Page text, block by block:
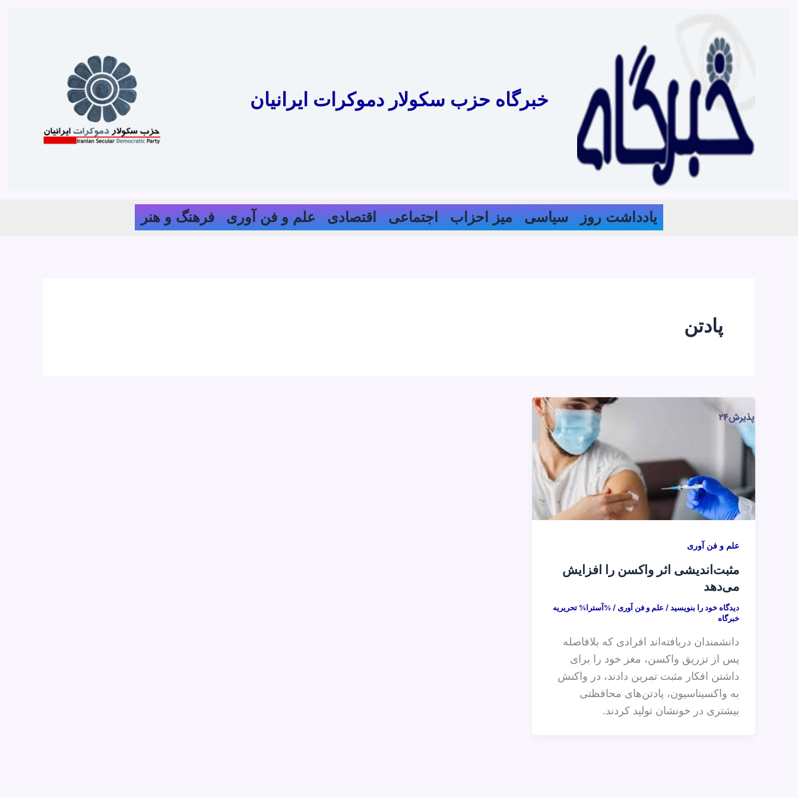
خبرگاه حزب سکولار دموکرات ایرانیان
یادداشت روز سیاسی میز احزاب اجتماعی اقتصادی علم و فن آوری فرهنگ و هنر
پادتن
علم و فن آوری
مثبت‌اندیشی اثر واکسن را افزایش
می‌دهد
دیدگاه‌ خود را بنویسید/ علم و فن آوری/ %آسترا% تحریریه
خبرگاه
دانشمندان دریافته‌اند افرادی که بلافاصله
پس از تزریق واکسن، مغز خود را برای
داشتن افکار مثبت تمرین دادند، در واکنش
به واکسیناسیون، پادتن‌های محافظتی
بیشتری در خونشان تولید کردند.